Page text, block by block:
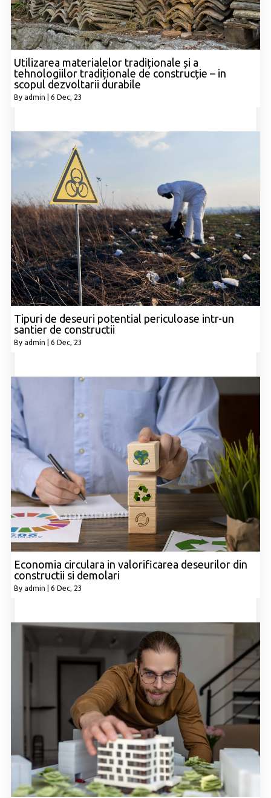
Utilizarea materialelor tradiționale și a
tehnologiilor tradiționale de construcție – in
scopul dezvoltarii durabile
By admin 6 Dec, 23
Tipuri de deseuri potential periculoase intr-un
santier de constructii
By admin 6 Dec, 23
Economia circulara in valorificarea deseurilor din
constructii si demolari
By admin 6 Dec, 23